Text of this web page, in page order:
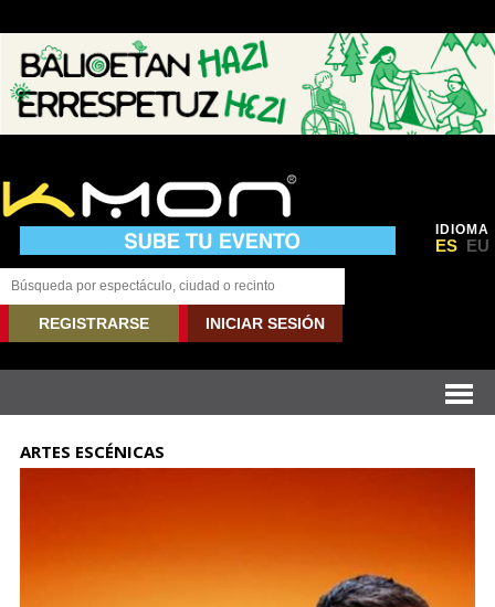
IDIOMA
ES EU
REGISTRARSE INICIAR SESIÓN
ARTES ESCÉNICAS